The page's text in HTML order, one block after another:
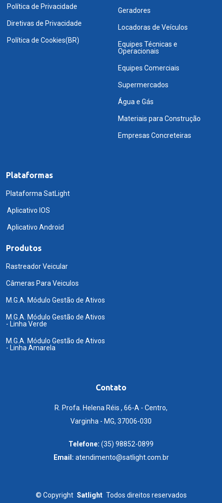
Política de Privacidade
Diretivas de Privacidade
Política de Cookies(BR)
Geradores
Locadoras de Veículos
Equipes Técnicas e
Operacionais
Equipes Comerciais
Supermercados
Água e Gás
Materiais para Construção
Empresas Concreteiras
Plataformas
Plataforma SatLight
Aplicativo IOS
Aplicativo Android
Produtos
Rastreador Veicular
Câmeras Para Veiculos
M.G.A. Módulo Gestão de Ativos
M.G.A. Módulo Gestão de Ativos
- Linha Verde
M.G.A. Módulo Gestão de Ativos
- Linha Amarela
Contato
R. Profa. Helena Réis , 66-A - Centro,
Varginha - MG, 37006-030
Telefone: (35) 98852-0899
Email: atendimento@satlight.com.br
© Copyright Satlight Todos direitos reservados